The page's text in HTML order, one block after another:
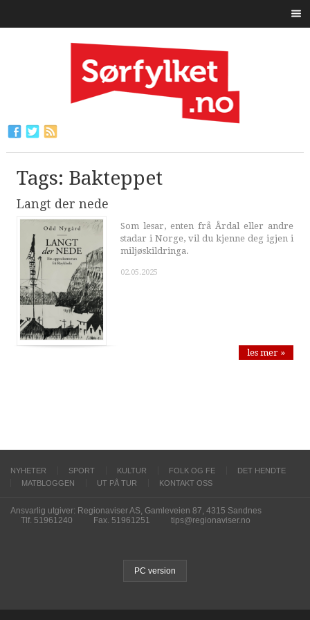
Tags: Bakteppet
Langt der nede
Som lesar, enten frå Årdal eller andre
stadar i Norge, vil du kjenne deg igjen i
miljøskildringa.
02.05.2025
les mer »
NYHETER SPORT KULTUR FOLK OG FE
DET HENDTE
MATBLOGGEN
UT PÅ TUR KONTAKT OSS
Ansvarlig utgiver: Regionaviser AS, Gamleveien 87, 4315 Sandnes
Tlf. 51961240
Fax. 51961251 tips@regionaviser.no
PC version